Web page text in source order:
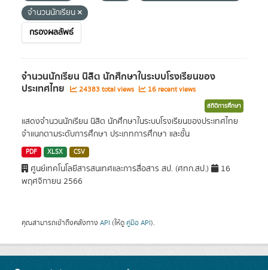
จำนวนนักเรียน
กรองผลลัพธ์
จำนวนนักเรียน นิสิต นักศึกษาในระบบโรงเรียนของ
ประเทศไทย 24383 total views 16 recent views
สถิติการศึกษา
แสดงจำนวนนักเรียน นิสิต นักศึกษาในระบบโรงเรียนของประเทศไทย
จำแนกตามระดับการศึกษา ประเภทการศึกษา และชั้น
PDF XLSX CSV
ศูนย์เทคโนโลยีสารสนเทศและการสื่อสาร สป. (ศทก.สป.)
16
พฤศจิกายน 2566
คุณสามารถเข้าถึงคลังทาง API (ให้ดู คู่มือ API).